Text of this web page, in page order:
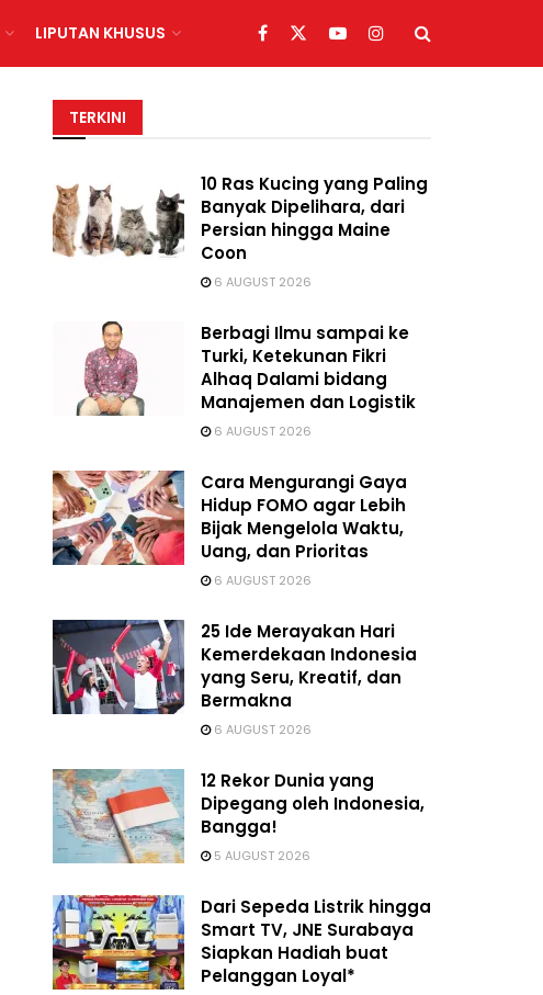
LIPUTAN KHUSUS
TERKINI
10 Ras Kucing yang Paling
Banyak Dipelihara, dari
Persian hingga Maine
Coon
6 AUGUST 2026
Berbagi Ilmu sampai ke
Turki, Ketekunan Fikri
Alhaq Dalami bidang
Manajemen dan Logistik
6 AUGUST 2026
Cara Mengurangi Gaya
Hidup FOMO agar Lebih
Bijak Mengelola Waktu,
Uang, dan Prioritas
6 AUGUST 2026
25 Ide Merayakan Hari
Kemerdekaan Indonesia
yang Seru, Kreatif, dan
Bermakna
6 AUGUST 2026
12 Rekor Dunia yang
Dipegang oleh Indonesia,
Bangga!
5 AUGUST 2026
Dari Sepeda Listrik hingga
Smart TV, JNE Surabaya
Siapkan Hadiah buat
Pelanggan Loyal*